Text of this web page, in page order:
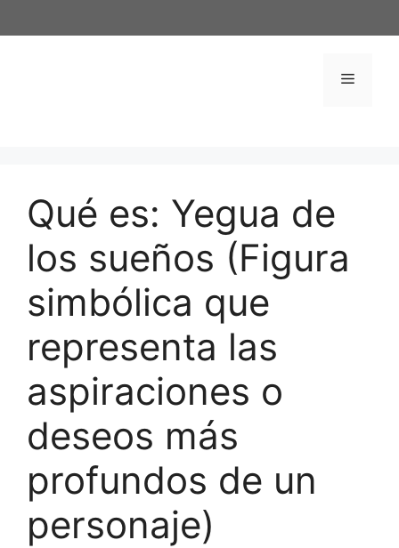
al
Menú
Qué es: Yegua de
los sueños (Figura
simbólica que
representa las
aspiraciones o
deseos más
profundos de un
personaje)